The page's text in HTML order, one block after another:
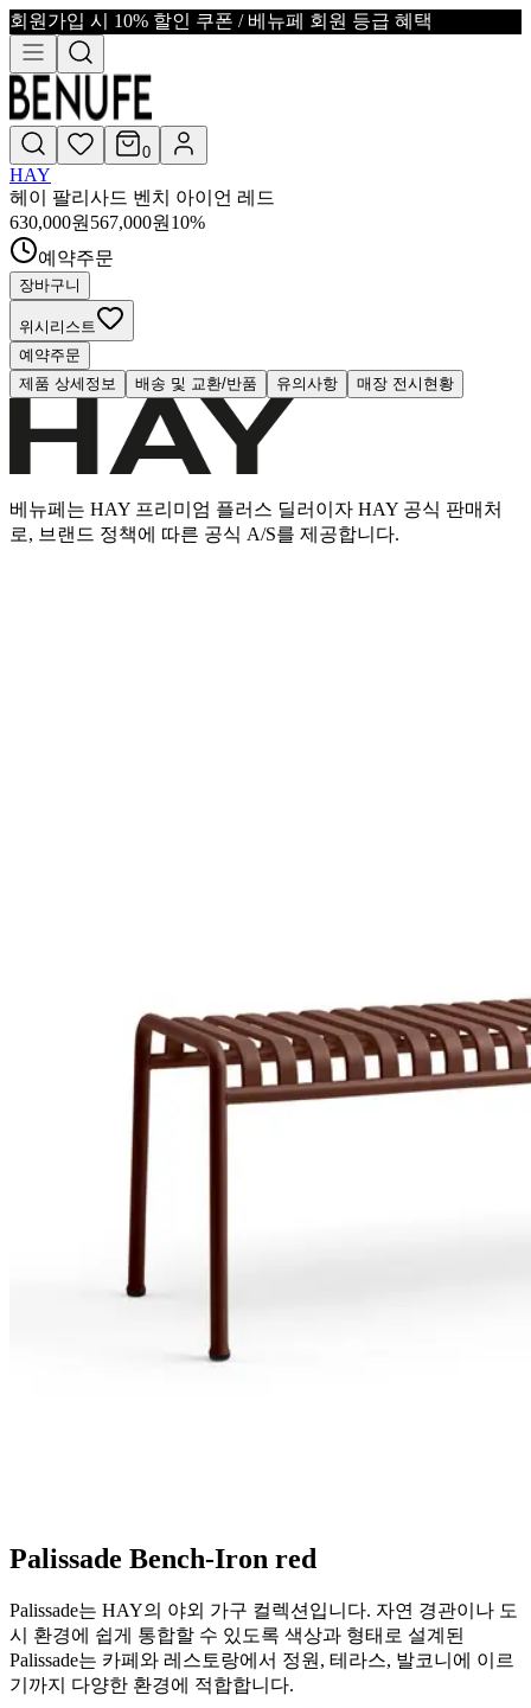
회원가입 시 10% 할인 쿠폰 / 베뉴페 회원 등급 혜택
0
HAY
헤이 팔리사드 벤치 아이언 레드
630,000원 567,000원 10%
예약주문
장바구니
위시리스트
예약주문
제품 상세정보
배송 및 교환/반품 유의사항 매장 전시현황
베뉴페는 HAY 프리미엄 플러스 딜러이자 HAY 공식 판매처
로, 브랜드 정책에 따른 공식 A/S를 제공합니다.
Palissade Bench-Iron red
Palissade는 HAY의 야외 가구 컬렉션입니다. 자연 경관이나 도
시 환경에 쉽게 통합할 수 있도록 색상과 형태로 설계된
Palissade는 카페와 레스토랑에서 정원, 테라스, 발코니에 이르
기까지 다양한 환경에 적합합니다.